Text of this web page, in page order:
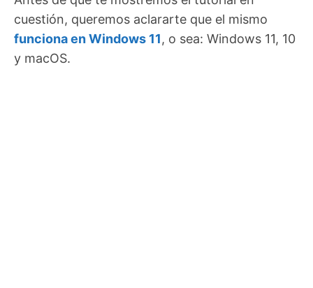
cuestión, queremos aclararte que el mismo
funciona en Windows 11, o sea: Windows 11, 10
y macOS.